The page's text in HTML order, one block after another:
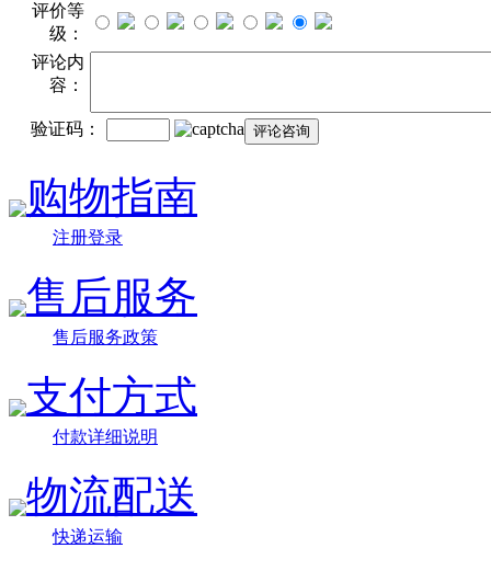
评价等
级：
评论内
容：
验证码：
购物指南
注册登录
售后服务
售后服务政策
支付方式
付款详细说明
物流配送
快递运输